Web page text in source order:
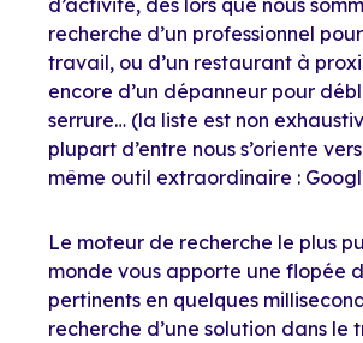
recherche d’un professionnel
travail, ou d’un restaurant à
encore d’un dépanneur pour
serrure… (la liste est non
plupart d’entre nous s’oriente
même outil extraordinaire :
Le moteur de recherche le plus
monde vous apporte une flopée
pertinents en quelques
recherche d’une solution dans le